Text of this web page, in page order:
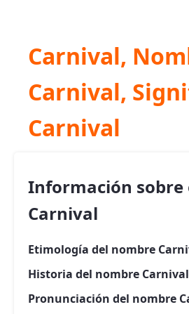
Carnival,
Carnival,
Carnival
Información sobre
Carnival
Etimología del nombre
Historia del nombre
Pronunciación del nombre